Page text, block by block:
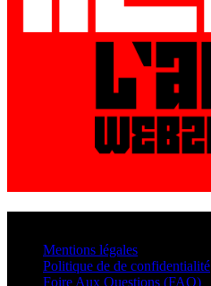
Mentions légales
Politique de de confidentialité
Foire Aux Questions (FAQ)